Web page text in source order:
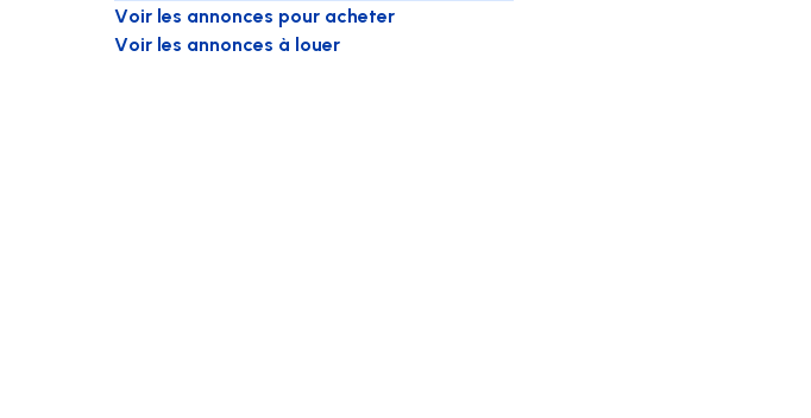
Voir les annonces pour acheter
Voir les annonces à louer